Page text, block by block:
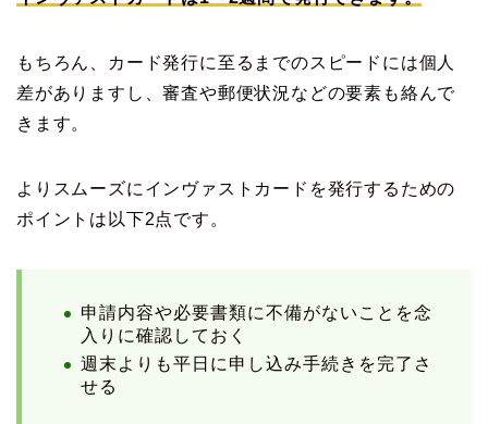
もちろん、カード発行に至るまでのスピードには個人
差がありますし、審査や郵便状況などの要素も絡んで
きます。
よりスムーズにインヴァストカードを発行するための
ポイントは以下2点です。
申請内容や必要書類に不備がないことを念
入りに確認しておく
週末よりも平日に申し込み手続きを完了さ
せる